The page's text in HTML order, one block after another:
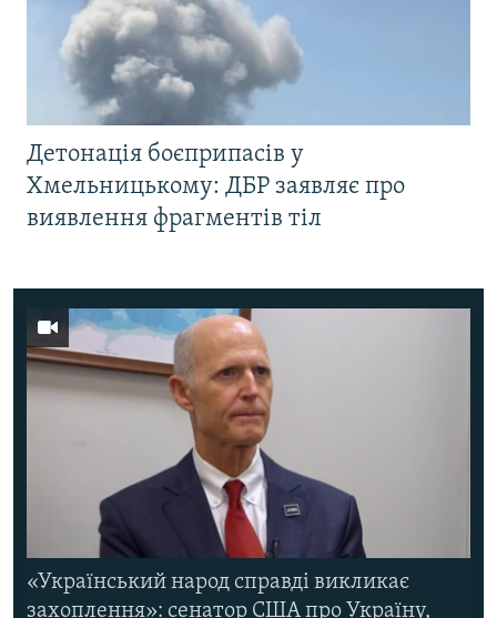
Детонація боєприпасів у
Хмельницькому: ДБР заявляє про
виявлення фрагментів тіл
«Український народ справді викликає
захоплення»: сенатор США про Україну,